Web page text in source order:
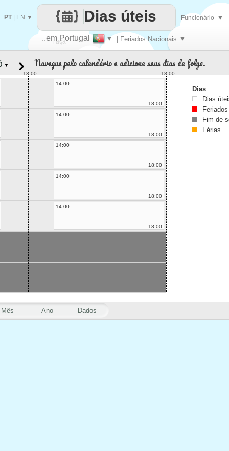
Faça
..em Portugal ▼ | Feriados Nacionais ▼
Dias úteis
PT| EN ▼ Funcionário ▼
Mês Ano Dados
▼ Navegue pelo calendário e adicione seus dias de folga.
13:00
18:00
14:00
18:00
14:00
18:00
14:00
18:00
14:00
18:00
14:00
18:00
Dias
Dias
Feriados
Fim de
Férias